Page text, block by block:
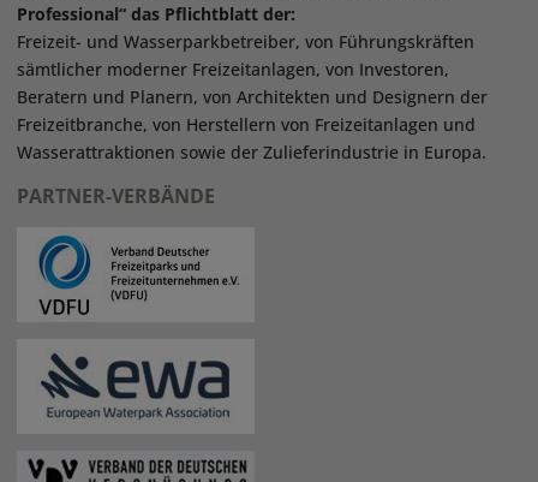
Professional“ das Pflichtblatt der:
Freizeit- und Wasserparkbetreiber, von Führungskräften
sämtlicher moderner Freizeitanlagen, von Investoren,
Beratern und Planern, von Architekten und Designern der
Freizeitbranche, von Herstellern von Freizeitanlagen und
Wasserattraktionen sowie der Zulieferindustrie in Europa.
PARTNER-VERBÄNDE